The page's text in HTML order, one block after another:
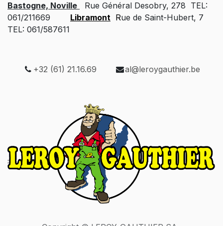
Bastogne, Noville
Rue Général Desobry, 278 TEL:
061/211669
Libramont Rue de Saint-Hubert, 7
TEL: 061/587611
+32 (61) 21.16.69 al@leroygauthier.be